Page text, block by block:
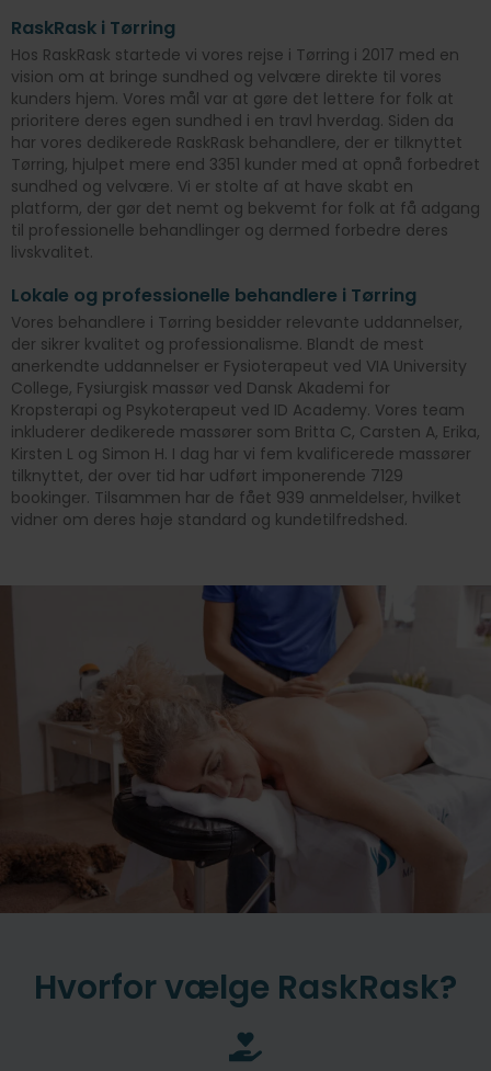
RaskRask i Tørring
Hos RaskRask startede vi vores rejse i Tørring i 2017 med en
vision om at bringe sundhed og velvære direkte til vores
kunders hjem. Vores mål var at gøre det lettere for folk at
prioritere deres egen sundhed i en travl hverdag. Siden da
har vores dedikerede RaskRask behandlere, der er tilknyttet
Tørring, hjulpet mere end 3351 kunder med at opnå forbedret
sundhed og velvære. Vi er stolte af at have skabt en
platform, der gør det nemt og bekvemt for folk at få adgang
til professionelle behandlinger og dermed forbedre deres
livskvalitet.
Lokale og professionelle behandlere i Tørring
Vores behandlere i Tørring besidder relevante uddannelser,
der sikrer kvalitet og professionalisme. Blandt de mest
anerkendte uddannelser er Fysioterapeut ved VIA University
College, Fysiurgisk massør ved Dansk Akademi for
Kropsterapi og Psykoterapeut ved ID Academy. Vores team
inkluderer dedikerede massører som Britta C, Carsten A, Erika,
Kirsten L og Simon H. I dag har vi fem kvalificerede massører
tilknyttet, der over tid har udført imponerende 7129
bookinger. Tilsammen har de fået 939 anmeldelser, hvilket
vidner om deres høje standard og kundetilfredshed.
Hvorfor vælge RaskRask?